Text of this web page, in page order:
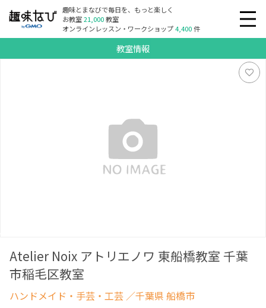
趣味とまなびで毎日を、もっと楽しく
お教室21,000教室
オンラインレッスン・ワークショップ4,400件
教室情報
Atelier Noix アトリエノワ 東船橋教室 千葉
市稲毛区教室
ハンドメイド・手芸・工芸 ／千葉県 船橋市